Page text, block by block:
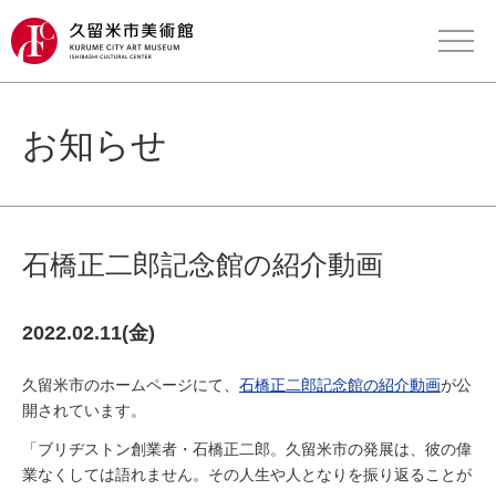
お知らせ
石橋正二郎記念館の紹介動画
2022.02.11(金)
久留米市のホームページにて、 石橋正二郎記念館の紹介動画が公
開されています。
「ブリヂストン創業者・石橋正二郎。久留米市の発展は、彼の偉
業なくしては語れません。その人生や人となりを振り返ることが